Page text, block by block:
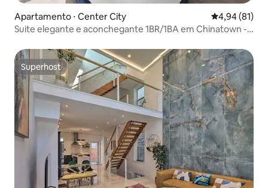
Apartamento ⋅ Center City 4,94 de uma
4,94 (81)
Suite elegante e aconchegante 1BR/1BA em Chinatown -
Superhost
Superhost